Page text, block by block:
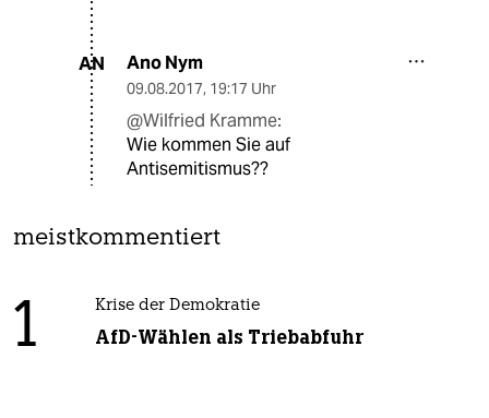
AN Ano Nym
09.08.2017, 19:17 Uhr
@Wilfried Kramme:
Wie kommen Sie auf
Antisemitismus??
meistkommentiert
1 Krise der Demokratie
AfD-Wählen als Triebabfuhr